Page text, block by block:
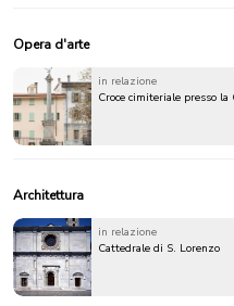
Opera d'arte
in relazione
Croce cimiteriale presso
Architettura
in relazione
Cattedrale di S. Lorenzo